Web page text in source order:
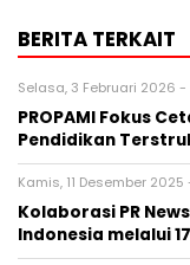
BERITA TERKAIT
Selasa, 3 Februari 2026 -
PROPAMI Fokus
Pendidikan
Kamis, 11 Desember 2025
Kolaborasi PR
Indonesia melalui